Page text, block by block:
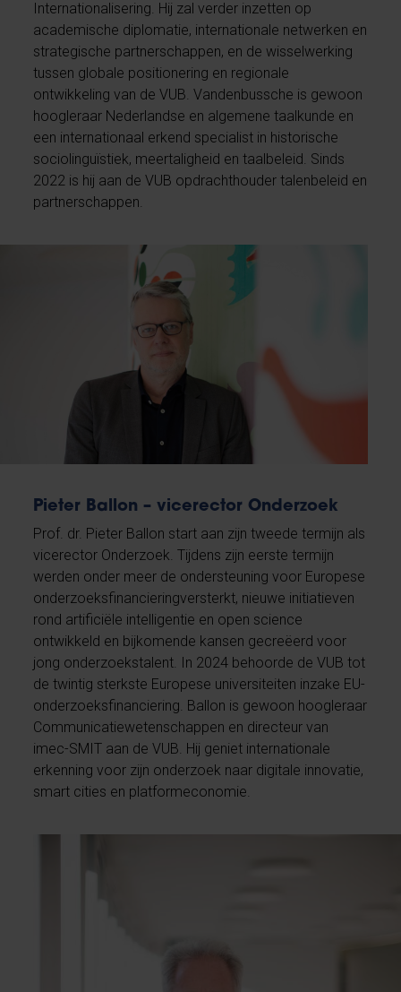
Internationalisering. Hij zal verder inzetten op
academische diplomatie, internationale netwerken en
strategische partnerschappen, en de wisselwerking
tussen globale positionering en regionale
ontwikkeling van de VUB. Vandenbussche is gewoon
hoogleraar Nederlandse en algemene taalkunde en
een internationaal erkend specialist in historische
sociolinguïstiek, meertaligheid en taalbeleid. Sinds
2022 is hij aan de VUB opdrachthouder talenbeleid en
partnerschappen.
Pieter Ballon – vicerector Onderzoek
Prof. dr. Pieter Ballon start aan zijn tweede termijn als
vicerector Onderzoek. Tijdens zijn eerste termijn
werden onder meer de ondersteuning voor Europese
onderzoeksfinancieringversterkt, nieuwe initiatieven
rond artificiële intelligentie en open science
ontwikkeld en bijkomende kansen gecreëerd voor
jong onderzoekstalent. In 2024 behoorde de VUB tot
de twintig sterkste Europese universiteiten inzake EU-
onderzoeksfinanciering. Ballon is gewoon hoogleraar
Communicatiewetenschappen en directeur van
imec-SMIT aan de VUB. Hij geniet internationale
erkenning voor zijn onderzoek naar digitale innovatie,
smart cities en platformeconomie.